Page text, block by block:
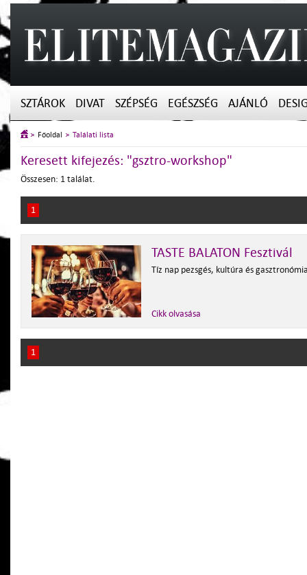
SZTÁROK DIVAT SZÉPSÉG EGÉSZSÉG AJÁNLÓ
Főoldal Találati lista
Keresett kifejezés: "gsztro-workshop"
Összesen: 1 találat.
1
TASTE BALATON Fesztivál
Tíz nap pezsgés, kultúra és
Cikk olvasása
1